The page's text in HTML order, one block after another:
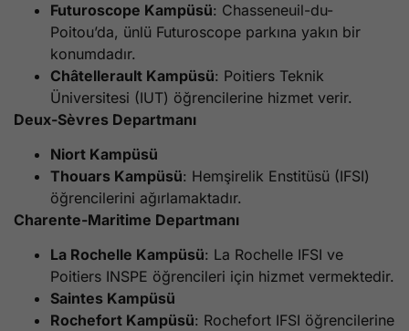
Futuroscope Kampüsü: Chasseneuil-du-
Poitou’da, ünlü Futuroscope parkına yakın bir
konumdadır.
Châtellerault Kampüsü: Poitiers Teknik
Üniversitesi (IUT) öğrencilerine hizmet verir.
Deux-Sèvres Departmanı
Niort Kampüsü
Thouars Kampüsü: Hemşirelik Enstitüsü (IFSI)
öğrencilerini ağırlamaktadır.
Charente-Maritime Departmanı
La Rochelle Kampüsü: La Rochelle IFSI ve
Poitiers INSPE öğrencileri için hizmet vermektedir.
Saintes Kampüsü
Rochefort Kampüsü: Rochefort IFSI öğrencilerine